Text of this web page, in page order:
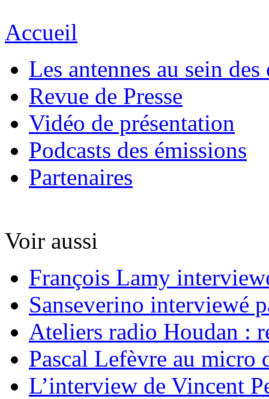
Accueil
Les antennes au sein des
Revue de Presse
Vidéo de présentation
Podcasts des émissions
Partenaires
Voir aussi
François Lamy
Sanseverino interviewé
Ateliers radio Houdan :
Pascal Lefèvre au micro
L’interview de Vincent